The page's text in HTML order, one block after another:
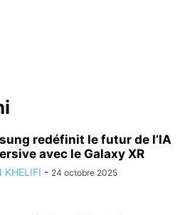
redéfinit le futur de l’IA
avec le Galaxy XR
KHELIFI - 24 octobre 2025